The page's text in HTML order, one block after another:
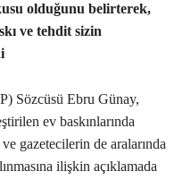
olduğunu belirterek,
ve tehdit sizin
Sözcüsü Ebru Günay,
ev baskınlarında
gazetecilerin de aralarında
ilişkin açıklamada